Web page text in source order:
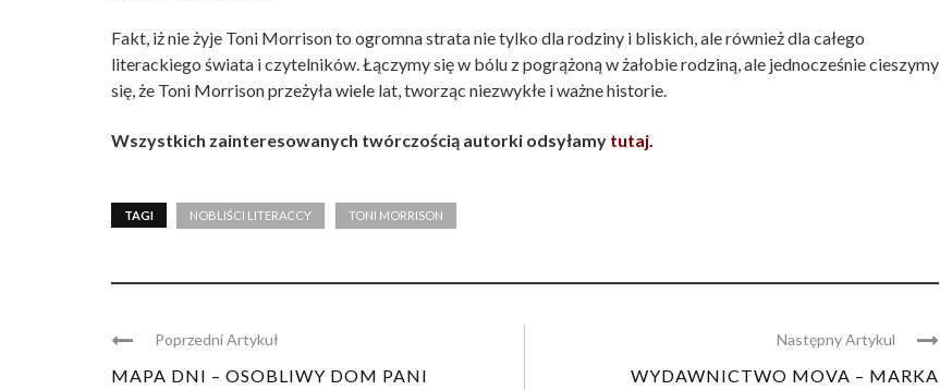
Fakt, iż nie żyje Toni Morrison to ogromna strata nie tylko dla rodziny i bliskich, ale również dla całego
literackiego świata i czytelników. Łączymy się w bólu z pogrążoną w żałobie rodziną, ale jednocześnie cieszymy
się, że Toni Morrison przeżyła wiele lat, tworząc niezwykłe i ważne historie.
Wszystkich zainteresowanych twórczością autorki odsyłamy tutaj.
TAGI NOBLIŚCI LITERACCY TONI MORRISON
Poprzedni Artykuł
MAPA DNI – OSOBLIWY DOM PANI
Następny Artykul
WYDAWNICTWO MOVA – MARKA